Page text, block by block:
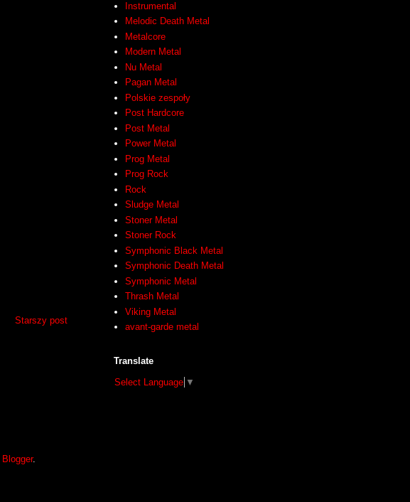
Starszy post
Instrumental
Melodic Death Metal
Metalcore
Modern Metal
Nu Metal
Pagan Metal
Polskie zespoły
Post Hardcore
Post Metal
Power Metal
Prog Metal
Prog Rock
Rock
Sludge Metal
Stoner Metal
Stoner Rock
Symphonic Black Metal
Symphonic Death Metal
Symphonic Metal
Thrash Metal
Viking Metal
avant-garde metal
Translate
Select Language ▼
Blogger.